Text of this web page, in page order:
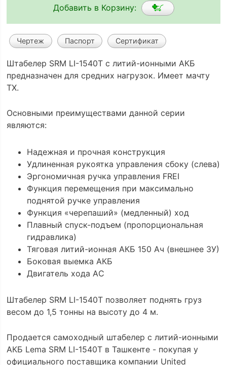
Добавить в Корзину:
Чертеж Паспорт Сертификат
Штабелер SRM LI-1540Т с литий-ионными АКБ
предназначен для средних нагрузок. Имеет мачту
ТХ.
Основными преимуществами данной серии
являются:
Надежная и прочная конструкция
Удлиненная рукоятка управления сбоку (слева)
Эргономичная ручка управления FREI
Функция перемещения при максимально
поднятой ручке управления
Функция «черепаший» (медленный) ход
Плавный спуск-подъем (пропорциональная
гидравлика)
Тяговая литий-ионная АКБ 150 Ач (внешнее ЗУ)
Боковая выемка АКБ
Двигатель хода AС
Штабелер SRM LI-1540Т позволяет поднять груз
весом до 1,5 тонны на высоту до 4 м.
Продается самоходный штабелер с литий-ионными
АКБ Lema SRM LI-1540Т в Ташкенте - покупая у
официального поставщика компании United